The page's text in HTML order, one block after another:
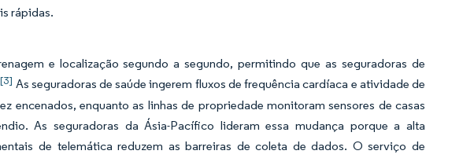
rápidas.
e localização segundo a segundo, permitindo que as seguradoras de
[3] As seguradoras de saúde ingerem fluxos de frequência cardíaca e atividade de
encenados, enquanto as linhas de propriedade monitoram sensores de casas
As seguradoras da Ásia-Pacífico lideram essa mudança porque a alta
de telemática reduzem as barreiras de coleta de dados. O serviço de